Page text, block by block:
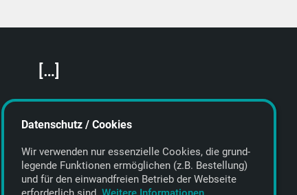
[…]
Featured Artists
About getyourmusic
Datenschutz / Cookies
Wir verwenden nur essenzielle Cookies, die grund­
legende Funktionen ermöglichen (z.B. Bestellung)
und für den einwand­freien Betrieb der Webseite